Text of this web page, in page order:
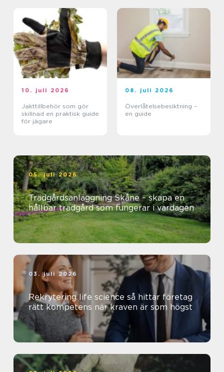
10. juli 2026
Jakttillbehör som gör
skillnad en praktisk guide
för jägare
08. juli 2026
Överlåtelsebesiktning –
en guide
05. juli 2026
Trädgårdsanläggning Skåne – skapa en
hållbar trädgård som fungerar i vardagen
03. juli 2026
Rekrytering life science så hittar företag
rätt kompetens när kraven är som högst